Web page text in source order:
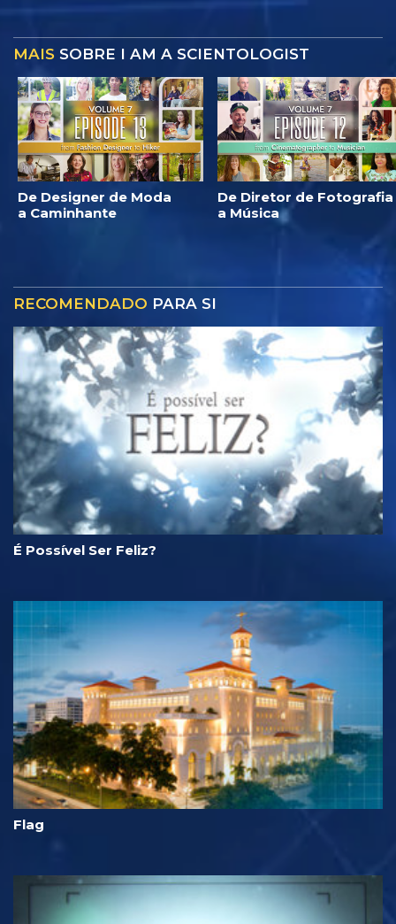
MAIS SOBRE I AM A SCIENTOLOGIST
De Designer de Moda
a Caminhante
De Diretor de Fotografia
a Música
RECOMENDADO PARA SI
É Possível Ser Feliz?
Flag